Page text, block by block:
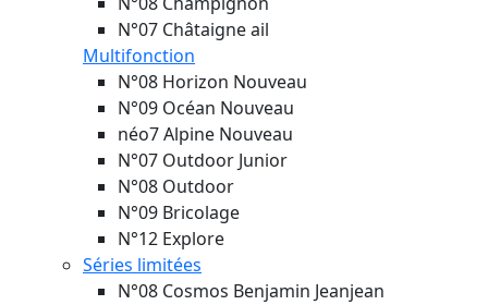
N°07 Châtaigne ail
Multifonction
N°08 Horizon Nouveau
N°09 Océan Nouveau
néo7 Alpine Nouveau
N°07 Outdoor Junior
N°08 Outdoor
N°09 Bricolage
N°12 Explore
Séries limitées
N°08 Cosmos Benjamin Jeanjean